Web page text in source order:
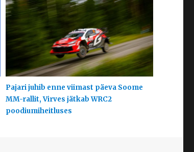
Pajari juhib enne viimast päeva Soome
MM-rallit, Virves jätkab WRC2
poodiumiheitluses